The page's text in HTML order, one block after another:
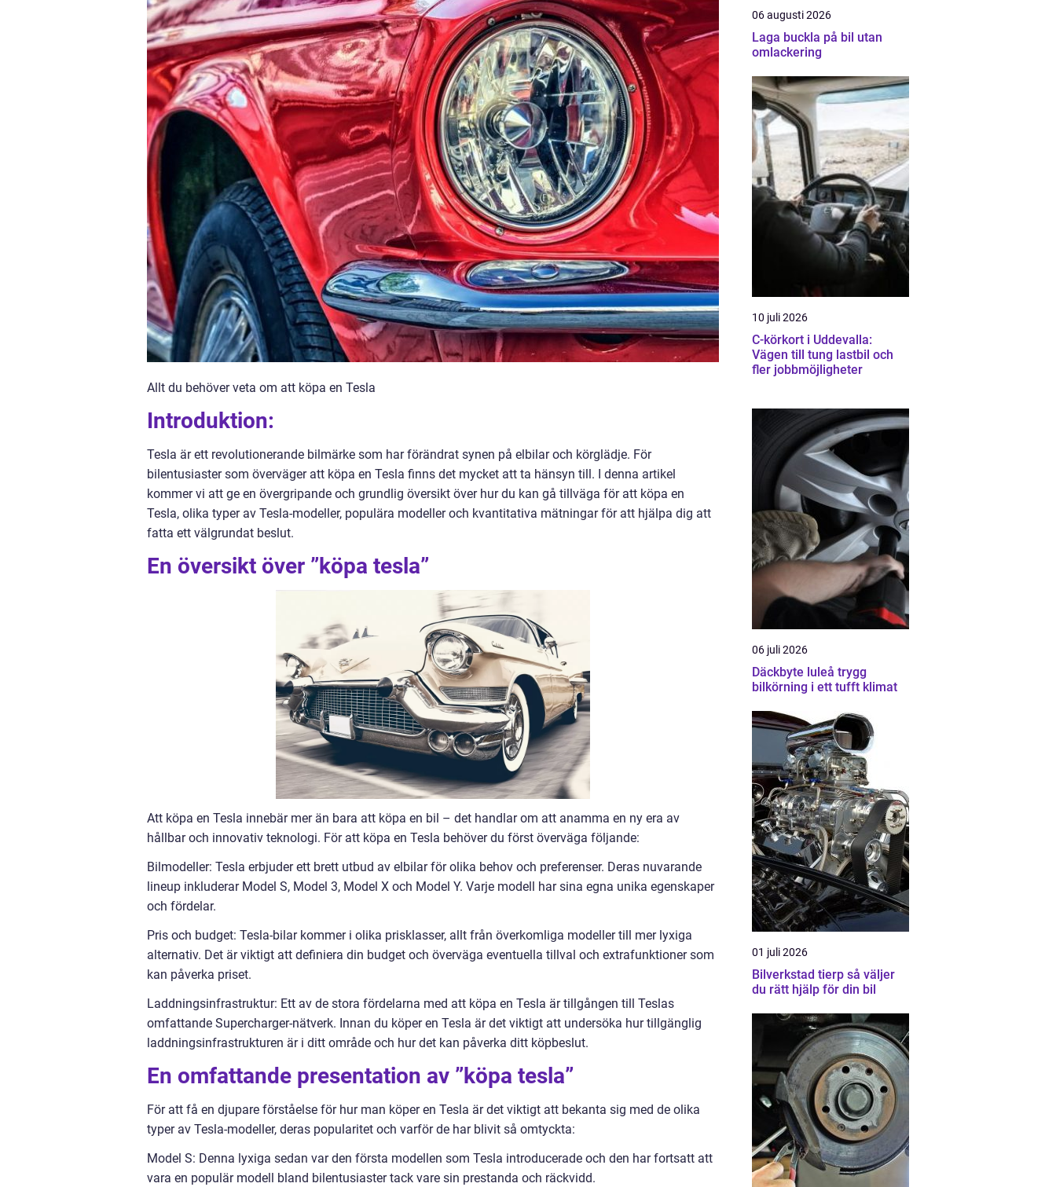
Allt du behöver veta om att köpa en Tesla
Introduktion:
Tesla är ett revolutionerande bilmärke som har förändrat synen på elbilar och körglädje. För
bilentusiaster som överväger att köpa en Tesla finns det mycket att ta hänsyn till. I denna artikel
kommer vi att ge en övergripande och grundlig översikt över hur du kan gå tillväga för att köpa en
Tesla, olika typer av Tesla-modeller, populära modeller och kvantitativa mätningar för att hjälpa dig att
fatta ett välgrundat beslut.
En översikt över ”köpa tesla”
Att köpa en Tesla innebär mer än bara att köpa en bil – det handlar om att anamma en ny era av
hållbar och innovativ teknologi. För att köpa en Tesla behöver du först överväga följande:
Bilmodeller: Tesla erbjuder ett brett utbud av elbilar för olika behov och preferenser. Deras nuvarande
lineup inkluderar Model S, Model 3, Model X och Model Y. Varje modell har sina egna unika egenskaper
och fördelar.
Pris och budget: Tesla-bilar kommer i olika prisklasser, allt från överkomliga modeller till mer lyxiga
alternativ. Det är viktigt att definiera din budget och överväga eventuella tillval och extrafunktioner som
kan påverka priset.
Laddningsinfrastruktur: Ett av de stora fördelarna med att köpa en Tesla är tillgången till Teslas
omfattande Supercharger-nätverk. Innan du köper en Tesla är det viktigt att undersöka hur tillgänglig
laddningsinfrastrukturen är i ditt område och hur det kan påverka ditt köpbeslut.
En omfattande presentation av ”köpa tesla”
För att få en djupare förståelse för hur man köper en Tesla är det viktigt att bekanta sig med de olika
typer av Tesla-modeller, deras popularitet och varför de har blivit så omtyckta:
Model S: Denna lyxiga sedan var den första modellen som Tesla introducerade och den har fortsatt att
vara en populär modell bland bilentusiaster tack vare sin prestanda och räckvidd.
06 augusti 2026
Laga buckla på bil utan
omlackering
10 juli 2026
C-körkort i Uddevalla:
Vägen till tung lastbil och
fler jobbmöjligheter
06 juli 2026
Däckbyte luleå trygg
bilkörning i ett tufft klimat
01 juli 2026
Bilverkstad tierp så väljer
du rätt hjälp för din bil